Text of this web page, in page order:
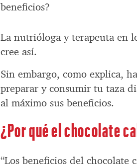
beneficios?
La nutrióloga y terapeuta en
cree así.
Sin embargo, como explica,
preparar y consumir tu taza
al máximo sus beneficios.
¿Por qué el chocolate
“Los beneficios del